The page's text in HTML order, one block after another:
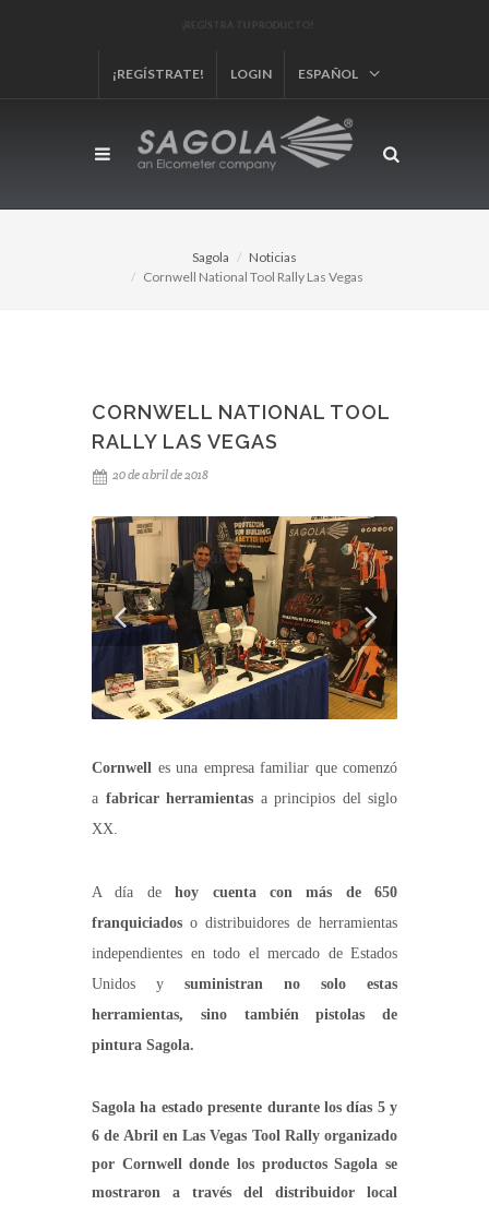
¡REGÍSTRA TU PRODUCTO!
¡REGÍSTRATE! LOGIN ESPAÑOL
Sagola
Noticias
Cornwell National Tool Rally Las Vegas
CORNWELL NATIONAL TOOL
RALLY LAS VEGAS
20 de abril de 2018
Cornwell es una empresa familiar que comenzó
a fabricar herramientas a principios del siglo
XX.
A día dehoy cuenta con más de 650
franquiciados o distribuidores de herramientas
independientes en todo el mercado de Estados
Unidos y suministran no solo estas
herramientas, sino también pistolas de
pintura Sagola.
Sagola ha estado presente durante los días 5 y
6 de Abril en Las Vegas Tool Rally organizado
por Cornwell donde los productos Sagola se
mostraron a través del distribuidor local